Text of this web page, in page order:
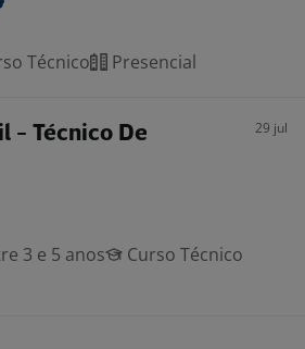
Técnico Presencial
- Técnico De
29 jul
3 e 5 anos
Curso Técnico